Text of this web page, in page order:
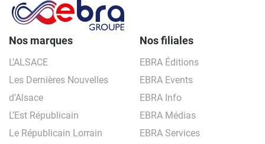
Nos marques
L’ALSACE
Les Dernières Nouvelles
d’Alsace
L’Est Républicain
Le Républicain Lorrain
Nos filiales
EBRA Éditions
EBRA Events
EBRA Info
EBRA Médias
EBRA Services